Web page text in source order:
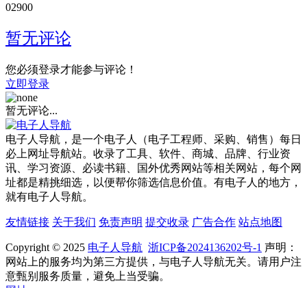
02900
暂无评论
您必须登录才能参与评论！
立即登录
暂无评论...
电子人导航，是一个电子人（电子工程师、采购、销售）每日
必上网址导航站。收录了工具、软件、商城、品牌、行业资
讯、学习资源、必读书籍、国外优秀网站等相关网站，每个网
址都是精挑细选，以便帮你筛选信息价值。有电子人的地方，
就有电子人导航。
友情链接 关于我们 免责声明 提交收录 广告合作 站点地图
Copyright © 2025 电子人导航 浙ICP备2024136202号-1 声明：
网站上的服务均为第三方提供，与电子人导航无关。请用户注
意甄别服务质量，避免上当受骗。